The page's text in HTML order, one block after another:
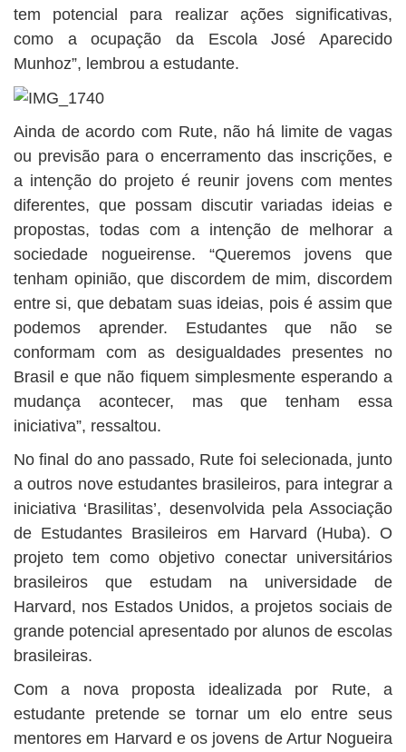
tem potencial para realizar ações significativas,
como a ocupação da Escola José Aparecido
Munhoz”, lembrou a estudante.
Ainda de acordo com Rute, não há limite de vagas
ou previsão para o encerramento das inscrições, e
a intenção do projeto é reunir jovens com mentes
diferentes, que possam discutir variadas ideias e
propostas, todas com a intenção de melhorar a
sociedade nogueirense. “Queremos jovens que
tenham opinião, que discordem de mim, discordem
entre si, que debatam suas ideias, pois é assim que
podemos aprender. Estudantes que não se
conformam com as desigualdades presentes no
Brasil e que não fiquem simplesmente esperando a
mudança acontecer, mas que tenham essa
iniciativa”, ressaltou.
No final do ano passado, Rute foi selecionada, junto
a outros nove estudantes brasileiros, para integrar a
iniciativa ‘Brasilitas’, desenvolvida pela Associação
de Estudantes Brasileiros em Harvard (Huba). O
projeto tem como objetivo conectar universitários
brasileiros que estudam na universidade de
Harvard, nos Estados Unidos, a projetos sociais de
grande potencial apresentado por alunos de escolas
brasileiras.
Com a nova proposta idealizada por Rute, a
estudante pretende se tornar um elo entre seus
mentores em Harvard e os jovens de Artur Nogueira